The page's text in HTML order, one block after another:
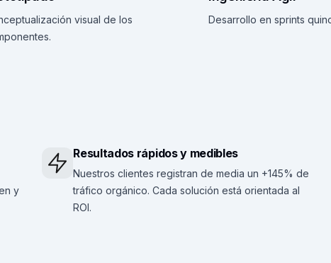
visual de los
Desarrollo en sprints
y
Resultados rápidos y medibles
Nuestros clientes registran de media un +145% de
tráfico orgánico. Cada solución está orientada al
ROI.